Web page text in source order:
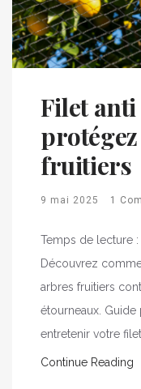
Filet anti
fruitiers
9 mai 2025 1
Temps de lecture :
Découvrez
arbres fruitiers
étourneaux.
entretenir votre
Continue Reading